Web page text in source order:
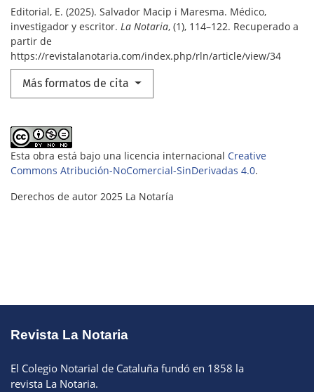
Editorial, E. (2025). Salvador Macip i Maresma. Médico,
investigador y escritor. La Notaria, (1), 114–122. Recuperado a
partir de
https://revistalanotaria.com/index.php/rln/article/view/34
Más formatos de cita
Esta obra está bajo una licencia internacional Creative
Commons Atribución-NoComercial-SinDerivadas 4.0.
Derechos de autor 2025 La Notaría
Revista La Notaria
El Colegio Notarial de Cataluña fundó en 1858 la
revista La Notaria.